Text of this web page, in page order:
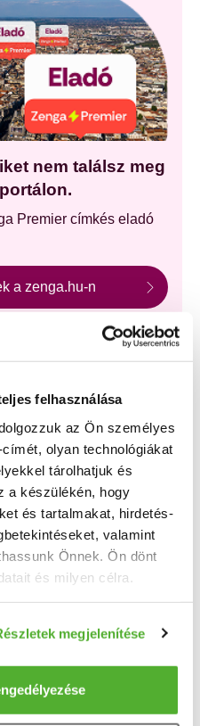
felhasználása
az Ön személyes
olyan technológiákat
tárolhatjuk és
a készülékén, hogy
és tartalmakat, hirdetés-
valamint
Önnek. Ön dönt
és milyen célra.
elhelyezkedéséről
annak konkrét
megjelenítése
nem találsz meg
Premier címkés eladó
a zenga.hu-n
és az Otthon
nagy részét a
láthatod
vagy bérlőt
havi 7 800 Ft-tól!
képfeltöltés,
meg email címedet és